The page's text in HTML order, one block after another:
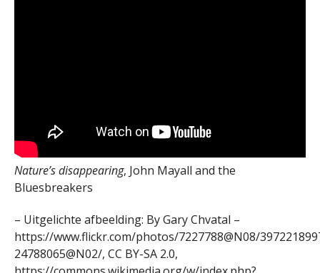
Nature’s disappearing, John Mayall and the
Bluesbreakers
– Uitgelichte afbeelding: By Gary Chvatal –
https://www.flickr.com/photos/7227788@N08/
24788065@N02/, CC BY-SA 2.0,